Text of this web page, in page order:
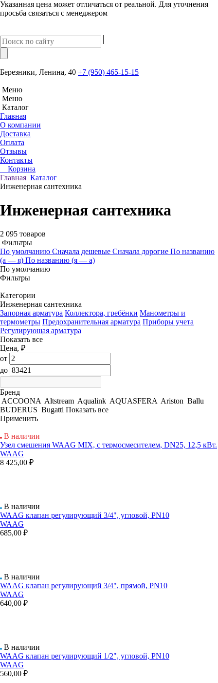
Указанная цена может отличаться от реальной. Для уточнения
просьба связаться с менеджером
Березники, Ленина, 40 +7 (950) 465-15-15
Меню
Меню
Каталог
Главная
О компании
Доставка
Оплата
Отзывы
Контакты
Корзина
Главная Каталог
Инженерная сантехника
Инженерная сантехника
2 095 товаров
Фильтры
По умолчанию Сначала дешевые Сначала дорогие По названию
(а — я) По названию (я — а)
По умолчанию
Фильтры
Категории
Инженерная сантехника
Запорная арматура Коллектора, гребёнки Манометры и
термометры Предохранительная арматура Приборы учета
Регулирующая арматура
Показать все
Цена, ₽
от
до
Бренд
ACCOONA Altstream Aqualink AQUASFERA Ariston Ballu
BUDERUS Bugatti Показать все
Применить
В наличии
Узел смешения WAAG MIX, с термосмесителем, DN25, 12,5 кВт.
WAAG
8 425,00 ₽
В наличии
WAAG клапан регулирующий 3/4", угловой, PN10
WAAG
685,00 ₽
В наличии
WAAG клапан регулирующий 3/4", прямой, PN10
WAAG
640,00 ₽
В наличии
WAAG клапан регулирующий 1/2", угловой, PN10
WAAG
560,00 ₽